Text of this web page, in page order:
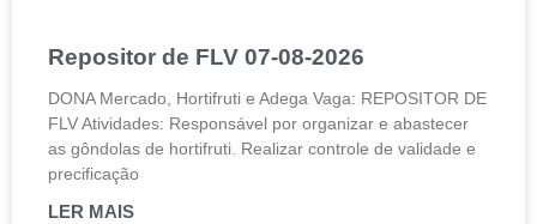
Repositor de FLV 07-08-2026
DONA Mercado, Hortifruti e Adega Vaga: REPOSITOR DE
FLV Atividades: Responsável por organizar e abastecer
as gôndolas de hortifruti. Realizar controle de validade e
precificação
LER MAIS